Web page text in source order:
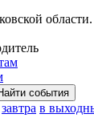
завтра в